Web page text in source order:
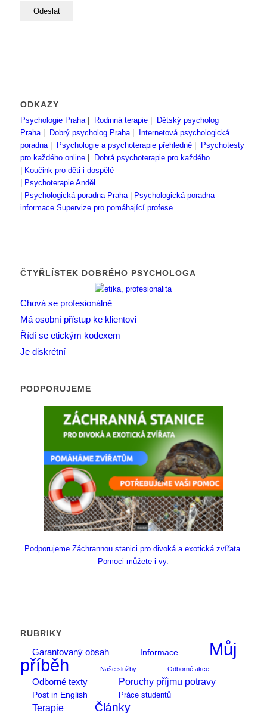
ODKAZY
Psychologie Praha| Rodinná terapie|
Dětský psycholog
Praha| Dobrý psycholog Praha|
Internetová psychologická
poradna| Psychologie a psychoterapie přehledně|
Psychotesty
pro každého online|
Dobrá psychoterapie pro každého
Koučink pro děti i dospělé
Psychoterapie Anděl
Psychologická poradna Praha|
Psychologická poradna -
informace Supervize pro pomáhající profese
ČTYŘLÍSTEK DOBRÉHO PSYCHOLOGA
Chová se profesionálně
Má osobní přístup ke klientovi
Řídí se etickým kodexem
Je diskrétní
PODPORUJEME
Podporujeme Záchrannou stanici pro divoká a exotická zvířata.
Pomoci můžete i vy.
RUBRIKY
Garantovaný obsah
Informace
Můj
příběh
Naše služby Odborné akce
Odborné texty Poruchy příjmu potravy
Post in English Práce studentů
Terapie Články